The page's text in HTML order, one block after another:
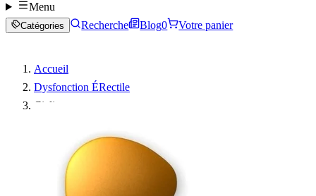
Menu
Catégories Recherche Blog0 Votre panier
Accueil
Dysfonction ÉRectile
Cialis